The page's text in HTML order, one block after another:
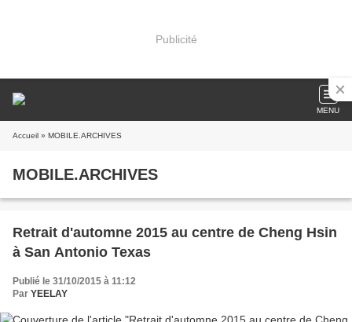
Publicité
MENU
Accueil » MOBILE.ARCHIVES
MOBILE.ARCHIVES
Retrait d'automne 2015 au centre de Cheng Hsin
à San Antonio Texas
Publié le 31/10/2015 à 11:12
Par YEELAY